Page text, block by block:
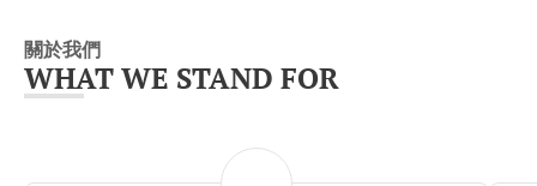
關於我們
WHAT WE STAND FOR